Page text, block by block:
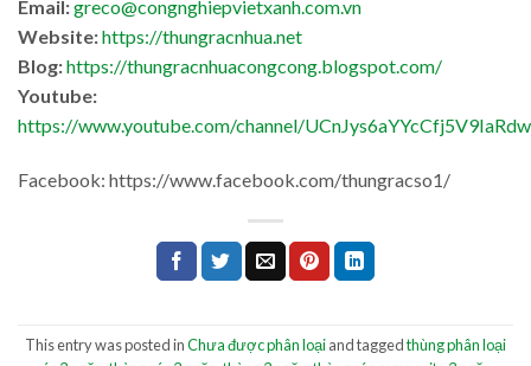
Email:greco@congnghiepvietxanh.com.vn
Website:https://thungracnhua.net
Blog:https://thungracnhuacongcong.blogspot.com/
Youtube:
https://www.youtube.com/channel/
Facebook: https://www.facebook.com/thungracso1/
This entry was posted inChưa được phân loạiand taggedthùng phân loại